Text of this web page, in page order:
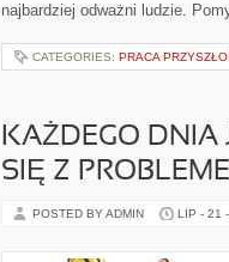
najbardziej odważni ludzie.
CATEGORIES: PRACA
KAŻDEGO DNIA
SIĘ Z
POSTED BY ADMIN LIP - 21